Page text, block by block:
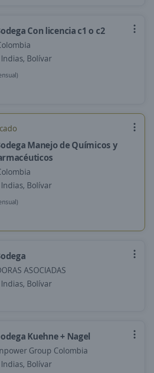
Con licencia c1 o c2
Bolívar
Manejo de Químicos y
Bolívar
ASOCIADAS
Bolívar
Kuehne + Nagel
Group Colombia
Bolívar